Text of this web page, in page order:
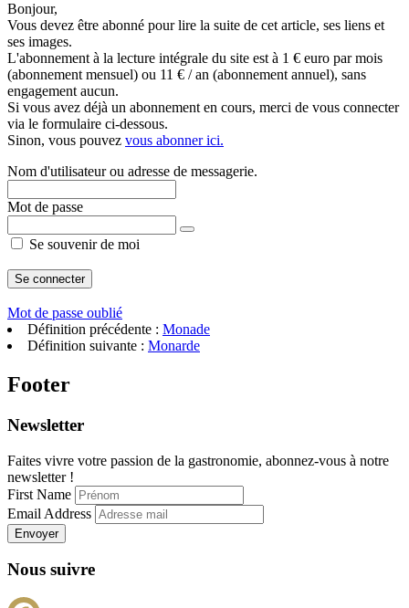
Bonjour,
Vous devez être abonné pour lire la suite de cet article, ses liens et
ses images.
L'abonnement à la lecture intégrale du site est à 1 € euro par mois
(abonnement mensuel) ou 11 € / an (abonnement annuel), sans
engagement aucun.
Si vous avez déjà un abonnement en cours, merci de vous connecter
via le formulaire ci-dessous.
Sinon, vous pouvez vous abonner ici.
Nom d'utilisateur ou adresse de messagerie.
Mot de passe
Se souvenir de moi
Mot de passe oublié
Définition précédente : Monade
Définition suivante : Monarde
Footer
Newsletter
Faites vivre votre passion de la gastronomie, abonnez-vous à notre
newsletter !
First Name
Email Address
Envoyer
Nous suivre